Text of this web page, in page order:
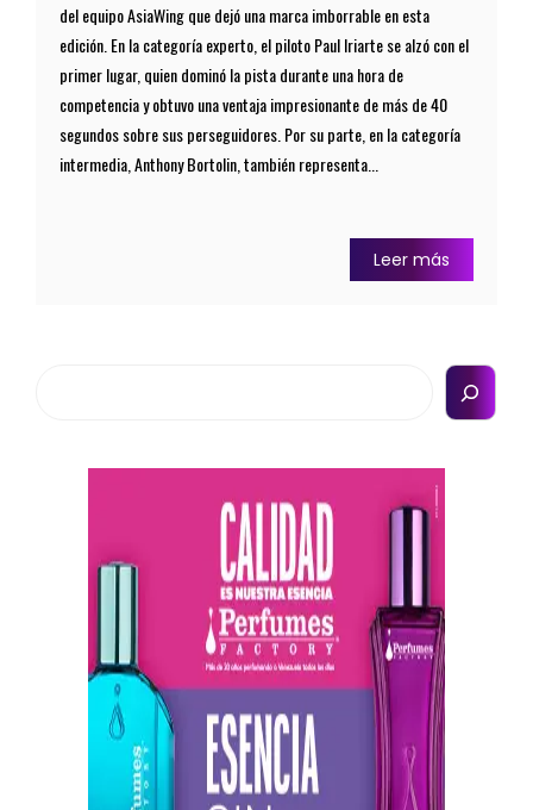
del equipo AsiaWing que dejó una marca imborrable en esta
edición. En la categoría experto, el piloto Paul Iriarte se alzó con el
primer lugar, quien dominó la pista durante una hora de
competencia y obtuvo una ventaja impresionante de más de 40
segundos sobre sus perseguidores. Por su parte, en la categoría
intermedia, Anthony Bortolin, también representa...
Leer más